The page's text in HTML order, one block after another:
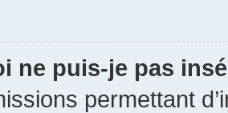
ne puis-je pas
permettant